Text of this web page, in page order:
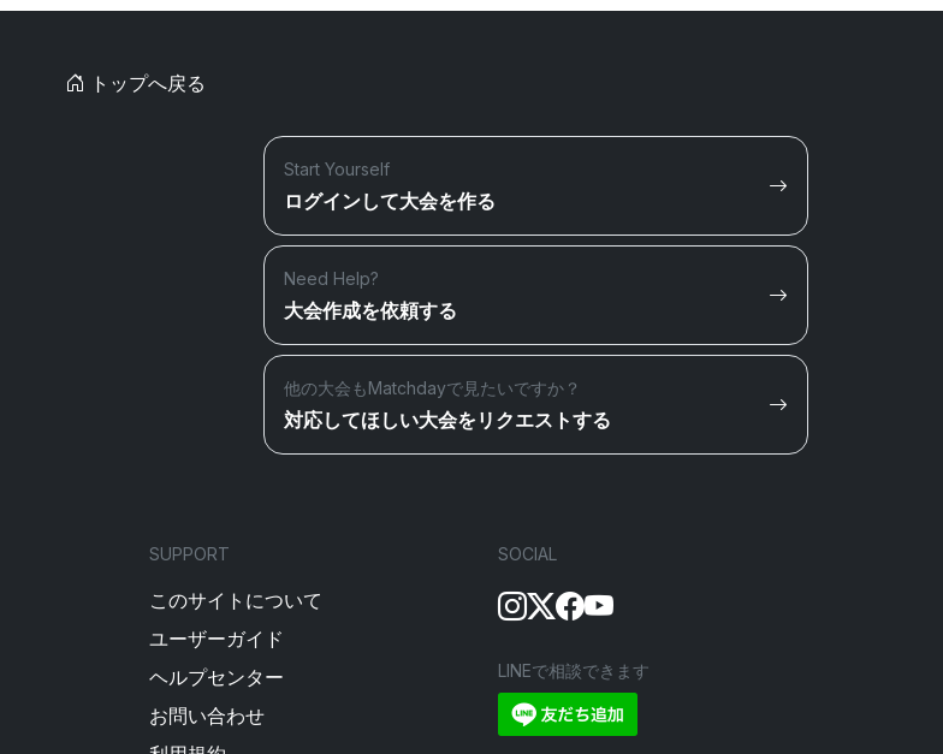
トップへ戻る
Start Yourself
ログインして大会を作る
Need Help?
大会作成を依頼する
他の大会もMatchdayで見たいですか？
対応してほしい大会をリクエストする
SUPPORT
このサイトについて
ユーザーガイド
ヘルプセンター
お問い合わせ
SOCIAL
LINEで相談できます